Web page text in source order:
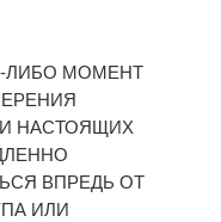
ЛИБО МОМЕНТ
НАСТОЯЩИХ
ВПРЕДЬ ОТ
ИЛИ